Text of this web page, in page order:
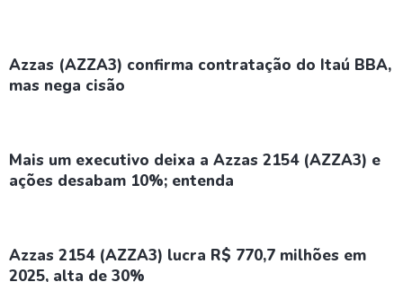
Azzas (AZZA3) confirma contratação do Itaú BBA,
mas nega cisão
Mais um executivo deixa a Azzas 2154 (AZZA3) e
ações desabam 10%; entenda
Azzas 2154 (AZZA3) lucra R$ 770,7 milhões em
2025, alta de 30%